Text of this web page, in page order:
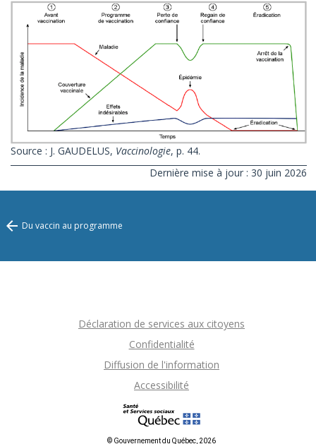
Source : J. GAUDELUS, Vaccinologie, p. 44.
Dernière mise à jour : 30 juin 2026
Du vaccin au programme
Déclaration de services aux citoyens
Confidentialité
Diffusion de l'information
Accessibilité
© Gouvernement du Québec, 2026